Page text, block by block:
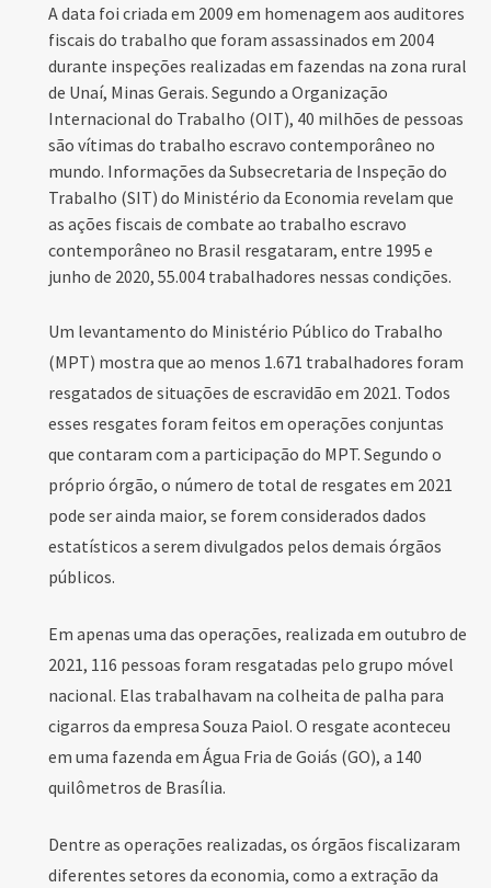
A data foi criada em 2009 em homenagem aos auditores
fiscais do trabalho que foram assassinados em 2004
durante inspeções realizadas em fazendas na zona rural
de Unaí, Minas Gerais. Segundo a Organização
Internacional do Trabalho (OIT), 40 milhões de pessoas
são vítimas do trabalho escravo contemporâneo no
mundo. Informações da Subsecretaria de Inspeção do
Trabalho (SIT) do Ministério da Economia revelam que
as ações fiscais de combate ao trabalho escravo
contemporâneo no Brasil resgataram, entre 1995 e
junho de 2020, 55.004 trabalhadores nessas condições.
Um levantamento do Ministério Público do Trabalho
(MPT) mostra que ao menos 1.671 trabalhadores foram
resgatados de situações de escravidão em 2021. Todos
esses resgates foram feitos em operações conjuntas
que contaram com a participação do MPT. Segundo o
próprio órgão, o número de total de resgates em 2021
pode ser ainda maior, se forem considerados dados
estatísticos a serem divulgados pelos demais órgãos
públicos.
Em apenas uma das operações, realizada em outubro de
2021, 116 pessoas foram resgatadas pelo grupo móvel
nacional. Elas trabalhavam na colheita de palha para
cigarros da empresa Souza Paiol. O resgate aconteceu
em uma fazenda em Água Fria de Goiás (GO), a 140
quilômetros de Brasília.
Dentre as operações realizadas, os órgãos fiscalizaram
diferentes setores da economia, como a extração da